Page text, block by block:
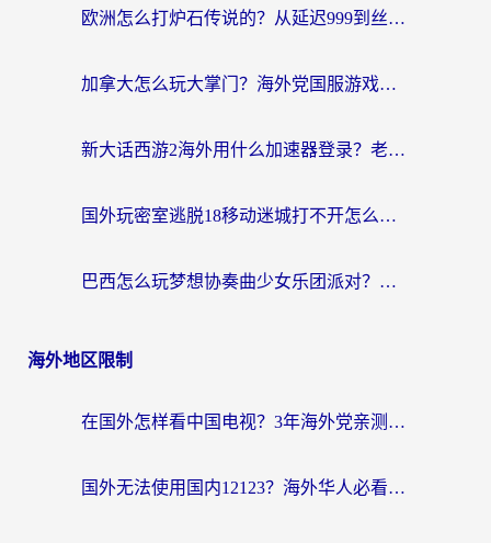
欧洲怎么打炉石传说的？从延迟999到丝滑上分，我找到了靠谱加速器
加拿大怎么玩大掌门？海外党国服游戏加速避坑指南（附实用工具推荐）
新大话西游2海外用什么加速器登录？老玩家亲测有效的国服游戏加速指南
国外玩密室逃脱18移动迷城打不开怎么办？海外玩家亲测有效的解决指南
巴西怎么玩梦想协奏曲少女乐团派对？海外党必看的国服游戏加速全攻略（附波兰天涯明月刀实用技巧）
海外地区限制
在国外怎样看中国电视？3年海外党亲测有效的追剧加速器指南
国外无法使用国内12123？海外华人必看：选对回国加速器，解决迪拜语音+12123访问难题